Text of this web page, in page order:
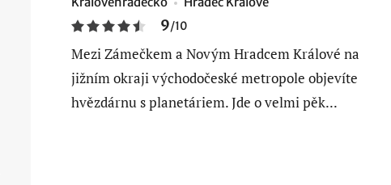
9/10
Mezi Zámečkem a Novým Hradcem Králové na
jižním okraji východočeské metropole objevíte
hvězdárnu s planetáriem. Jde o velmi pěk...